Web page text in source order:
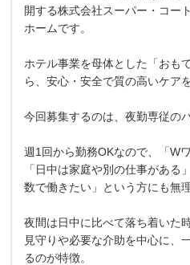
開する株式会社スーパー・コー
ホームです。
ホテル事業を母体とした「おも
ら、安心・安全で質の高いケア
今回募集するのは、夜勤専従の
週1回から勤務OKなので、「W
「日中は家庭や別の仕事がある
数で働きたい」という方にも無
夜間は日中に比べて落ち着いた
見守りや必要な介助を中心に、
るのが特徴。